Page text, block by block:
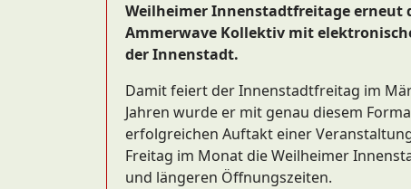
Weilheimer Innenstadtfreitage erneut
Ammerwave Kollektiv mit
der Innenstadt.
Damit feiert der Innenstadtfreitag im
Jahren wurde er mit genau diesem
erfolgreichen Auftakt einer
Freitag im Monat die Weilheimer
und längeren Öffnungszeiten.